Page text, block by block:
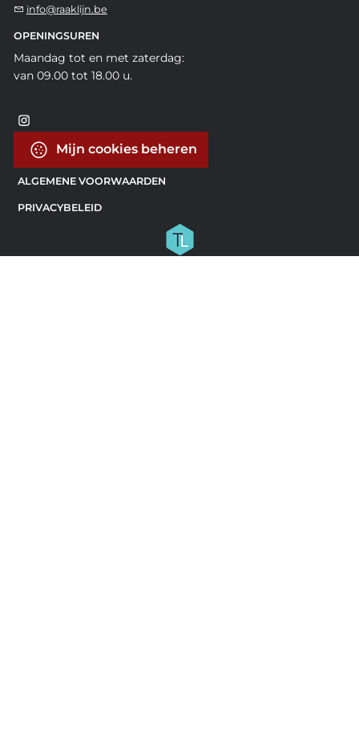
info@raaklijn.be
OPENINGSUREN
Maandag tot en met zaterdag:
van 09.00 tot 18.00 u.
Mijn cookies beheren
ALGEMENE VOORWAARDEN
PRIVACYBELEID